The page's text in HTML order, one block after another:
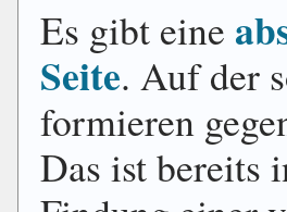
Es gibt eine
Seite. Auf der
formieren
Das ist bereits